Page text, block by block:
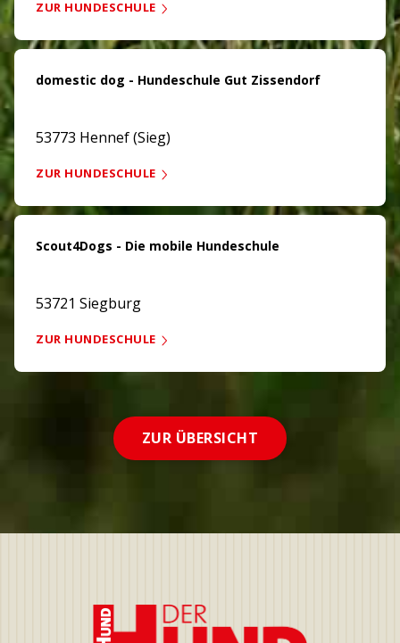
ZUR HUNDESCHULE
domestic dog - Hundeschule Gut Zissendorf
53773 Hennef (Sieg)
ZUR HUNDESCHULE
Scout4Dogs - Die mobile Hundeschule
53721 Siegburg
ZUR HUNDESCHULE
ZUR ÜBERSICHT